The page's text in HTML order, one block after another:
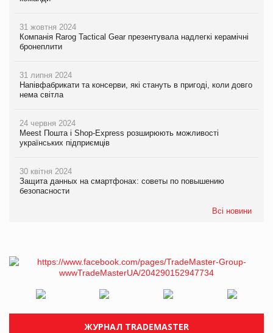
31 жовтня 2024
Компанія Rarog Tactical Gear презентувала надлегкі керамічні
бронеплити
31 липня 2024
Напівфабрикати та консерви, які стануть в пригоді, коли довго
нема світла
24 червня 2024
Meest Пошта і Shop-Express розширюють можливості
українських підприємців
30 квітня 2024
Защита данных на смартфонах: советы по повышению
безопасности
Всі новини
ЖУРНАЛ TRADEMASTER